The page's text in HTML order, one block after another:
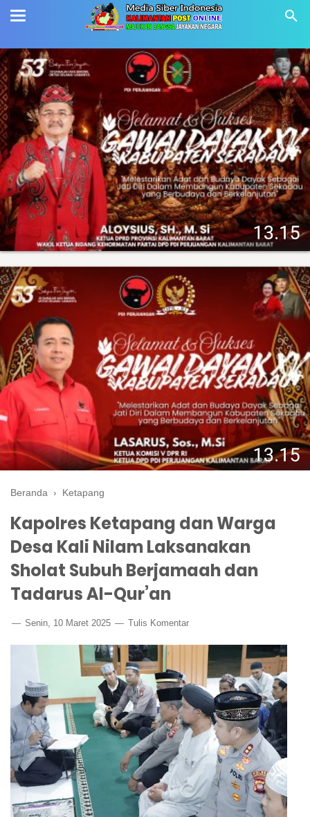
Beranda › Ketapang
Kapolres Ketapang dan Warga
Desa Kali Nilam Laksanakan
Sholat Subuh Berjamaah dan
Tadarus Al-Qur’an
Senin, 10 Maret 2025 Tulis Komentar